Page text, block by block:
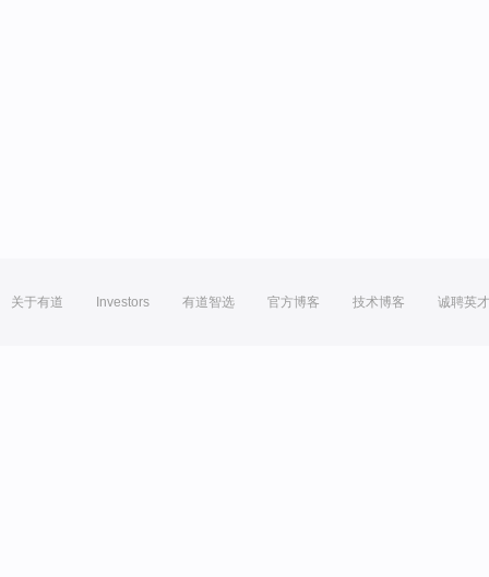
关于有道 Investors 有道智选 官方博客 技术博客 诚聘英才